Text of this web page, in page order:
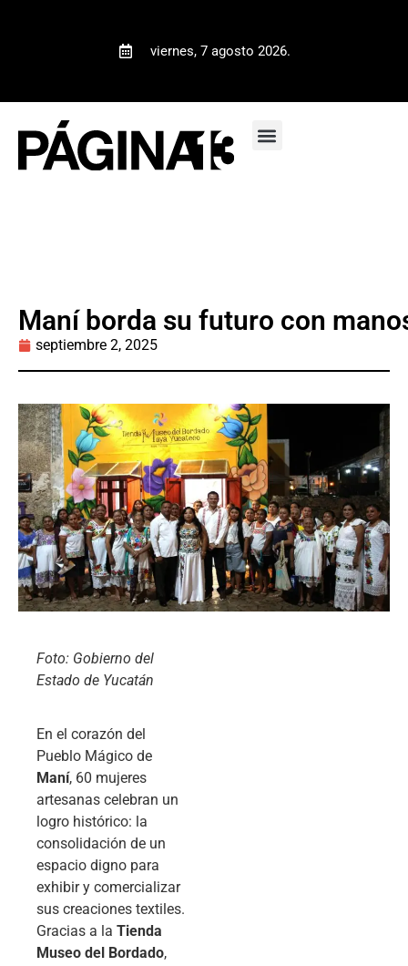
viernes, 7 agosto 2026.
Maní borda su futuro con
septiembre 2, 2025
Foto: Gobierno del
Estado de Yucatán
En el corazón del
Pueblo Mágico de
Maní, 60 mujeres
artesanas celebran un
logro histórico: la
consolidación de un
espacio digno para
exhibir y comercializar
sus creaciones textiles.
Gracias a la Tienda
Museo del Bordado,